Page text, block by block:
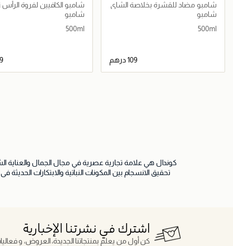
شامبو مضاد للقشرة بخلاصة الشاي
الأخضر والتفاح
شامبو
500ml
شامبو الكافيين لفروة الرأس
الكرز
شامبو
500ml
كوندال هي علامة تجارية عصرية في مجال الجمال والعناية
إحساسًا
اشترك في نشرتنا الإخبارية
كن أول من يعلم بمنتجاتنا الجديدة، العروض، و